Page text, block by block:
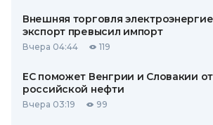
Внешняя торговля
экспорт превысил импорт
Вчера 04:44 119
ЕС поможет Венгрии и Словакии
российской нефти
Вчера 03:19 99